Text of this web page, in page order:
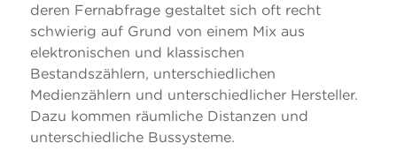
deren Fernabfrage gestaltet sich oft recht
schwierig auf Grund von einem Mix aus
elektronischen und klassischen
Bestandszählern, unterschiedlichen
Medienzählern und unterschiedlicher Hersteller.
Dazu kommen räumliche Distanzen und
unterschiedliche Bussysteme.